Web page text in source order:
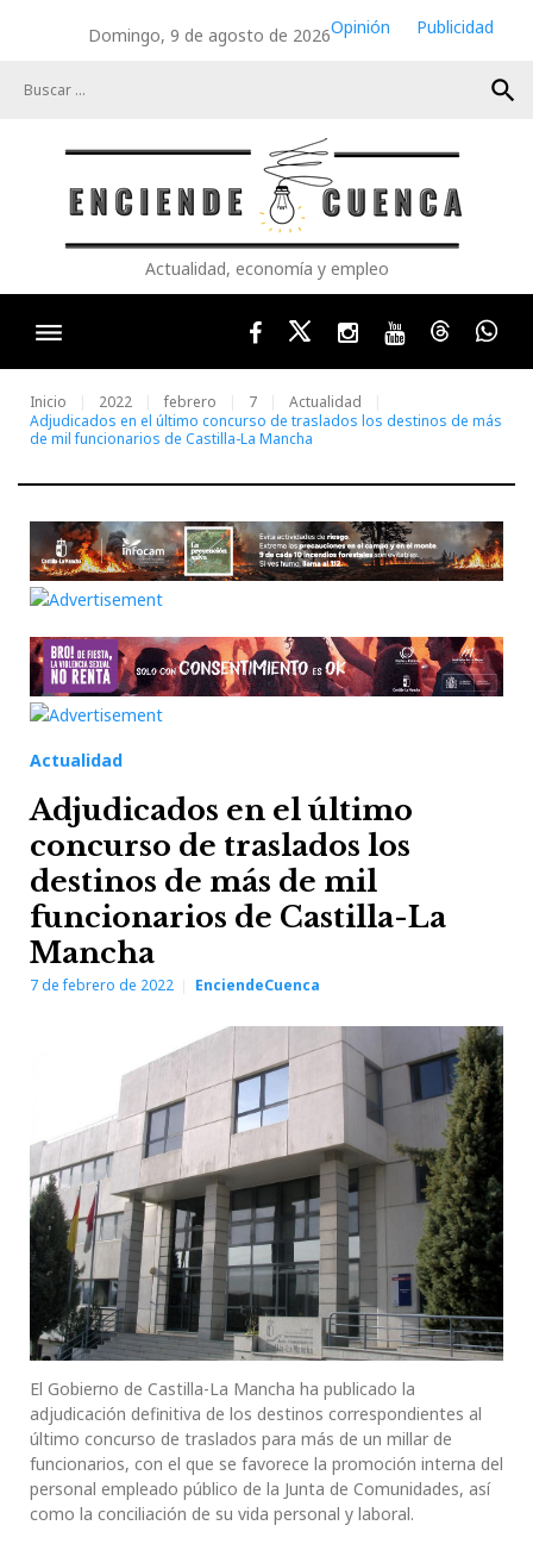
Domingo, 9 de agosto de 2026Opinión
Publicidad
search
Actualidad, economía y empleo
FacebookTwitterInstagram
YoutubeThreads
Inicio 2022 febrero 7
Actualidad
Adjudicados en el último concurso de traslados los destinos de más
de mil funcionarios de Castilla-La Mancha
Actualidad
Adjudicados en el último
concurso de traslados los
destinos de más de mil
funcionarios de Castilla-La
Mancha
7 de febrero de 2022 EnciendeCuenca
El Gobierno de Castilla-La Mancha ha publicado la
adjudicación definitiva de los destinos correspondientes al
último concurso de traslados para más de un millar de
funcionarios, con el que se favorece la promoción interna del
personal empleado público de la Junta de Comunidades, así
como la conciliación de su vida personal y laboral.